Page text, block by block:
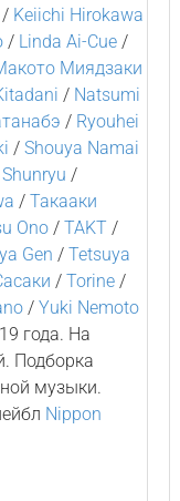
/ Keiichi Hirokawa
/ Linda Ai-Cue/
Миядзаки
/ Natsumi
/ Ryouhei
/ Shouya Namai
Shunryu /
/ Такааки
Ono/ TAKT/
Gen / Tetsuya
/ Torine/
/ Yuki Nemoto
года. На
Подборка
музыки.
Nippon